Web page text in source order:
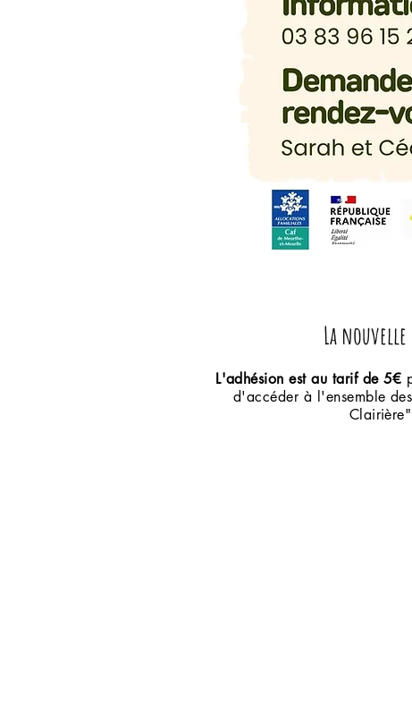
La
L'adhésion est au tarif de 5€
d'accéder à l'ensemble